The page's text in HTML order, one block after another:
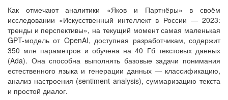
Как отмечают аналитики «Яков и Партнёры» в своём
исследовании «Искусственный интеллект в России — 2023:
тренды и перспективы», на текущий момент самая маленькая
GPT-модель от OpenAI, доступная разработчикам, содержит
350 млн параметров и обучена на 40 Гб текстовых данных
(Ada). Она способна выполнять базовые задачи понимания
естественного языка и генерации данных — классификацию,
анализ настроения (sentiment analysis), суммаризацию текста
и простой диалог.